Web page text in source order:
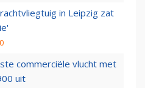
in Leipzig zat
commerciële vlucht met
uit